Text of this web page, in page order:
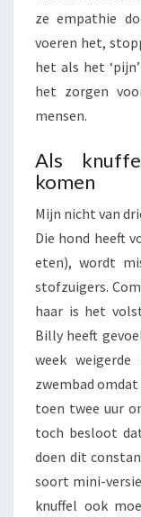
ze empathie
voeren het,
het als het
het zorgen
mensen.
Als
komen
Mijn nicht van
Die hond heeft
eten), wordt
stofzuigers.
haar is het
Billy heeft
week
zwembad omdat
toen twee uur
toch besloot
doen dit
soort mini-
knuffel ook